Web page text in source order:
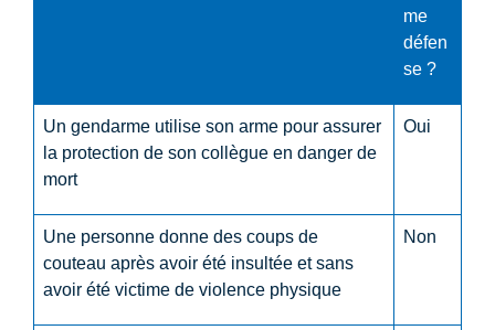
me
défen
se ?
Un gendarme utilise son arme pour assurer
la protection de son collègue en danger de
mort
Oui
Une personne donne des coups de
couteau après avoir été insultée et sans
avoir été victime de violence physique
Non